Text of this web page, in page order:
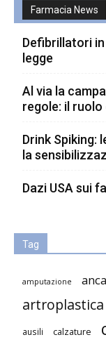
Farmacia News
Defibrillatori
legge
Al via la
regole: il
Drink Spiking:
la
Dazi USA sui
Tag
amputazione anca
artroplastica
ausili calzature